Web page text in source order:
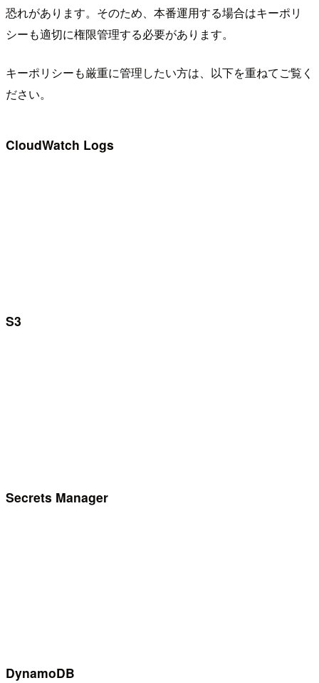
恐れがあります。そのため、本番運用する場合はキーポリ
シーも適切に権限管理する必要があります。
キーポリシーも厳重に管理したい方は、以下を重ねてご覧く
ださい。
CloudWatch Logs
S3
Secrets Manager
DynamoDB